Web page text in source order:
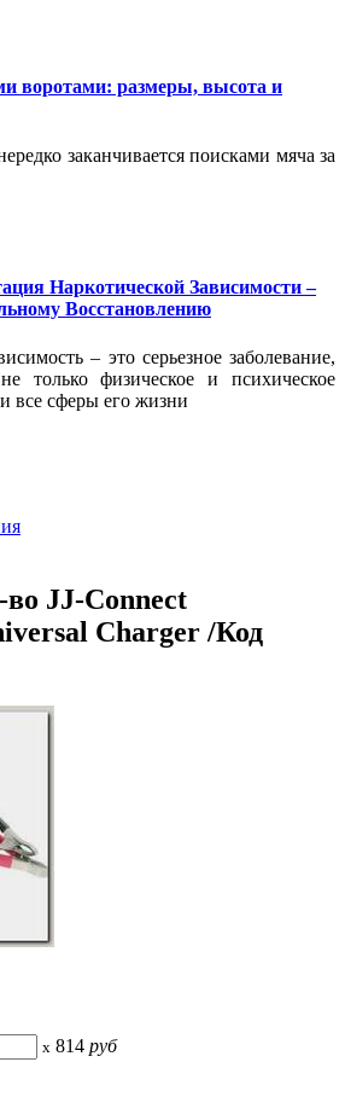
воротами: размеры, высота и
заканчивается поисками мяча за
Наркотической Зависимости –
Восстановлению
– это серьезное заболевание,
не только физическое и психическое
все сферы его жизни
во JJ-Connect
Charger /Код
x 814 руб